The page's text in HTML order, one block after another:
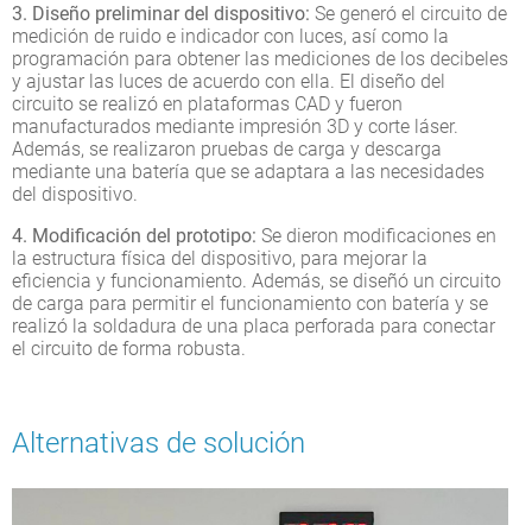
3. Diseño preliminar del dispositivo: Se generó el circuito de
medición de ruido e indicador con luces, así como la
programación para obtener las mediciones de los decibeles
y ajustar las luces de acuerdo con ella. El diseño del
circuito se realizó en plataformas CAD y fueron
manufacturados mediante impresión 3D y corte láser.
Además, se realizaron pruebas de carga y descarga
mediante una batería que se adaptara a las necesidades
del dispositivo.
4. Modificación del prototipo: Se dieron modificaciones en
la estructura física del dispositivo, para mejorar la
eficiencia y funcionamiento. Además, se diseñó un circuito
de carga para permitir el funcionamiento con batería y se
realizó la soldadura de una placa perforada para conectar
el circuito de forma robusta.
Alternativas de solución